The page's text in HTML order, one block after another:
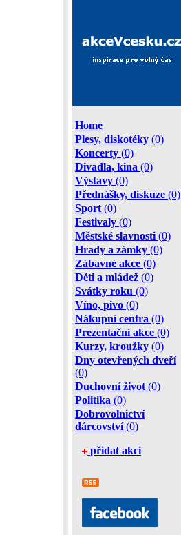
Home
Plesy, diskotéky (0)
Koncerty (0)
Divadla, kina (0)
Výstavy (0)
Přednášky, diskuze (0)
Sport (0)
Festivaly (0)
Městské slavnosti (0)
Hrady a zámky (0)
Zábavné akce (0)
Děti a mládež (0)
Svátky roku (0)
Víno, pivo (0)
Nákupní centra (0)
Prezentační akce (0)
Kurzy, kroužky (0)
Dny otevřených dveří
(0)
Duchovní život (0)
Politika (0)
Dobrovolnictví
dárcovství(0)
přidat akci